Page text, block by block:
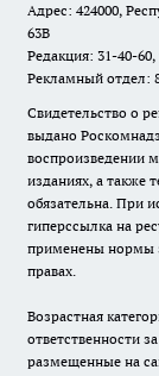
Адрес: 424000,
63В
Редакция: 31-40-
Рекламный отдел:
Свидетельство о
выдано
воспроизведении
изданиях, а также
обязательна. При
гиперссылка на
применены нормы
правах.
Возрастная
ответственности
размещенные на